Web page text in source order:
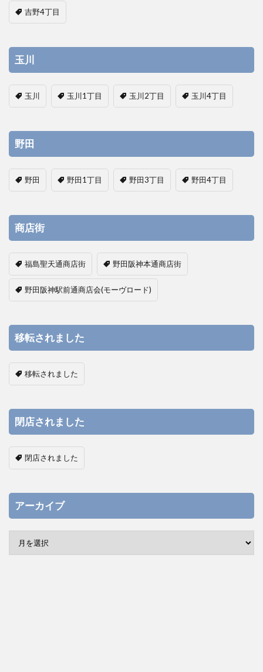
吉野4丁目
玉川
玉川 玉川1丁目 玉川2丁目 玉川4丁目
野田
野田 野田1丁目 野田3丁目 野田4丁目
商店街
福島聖天通商店街 野田阪神本通商店街
野田阪神駅前通商店会(モーヴロード)
移転されました
移転されました
閉店されました
閉店されました
アーカイブ